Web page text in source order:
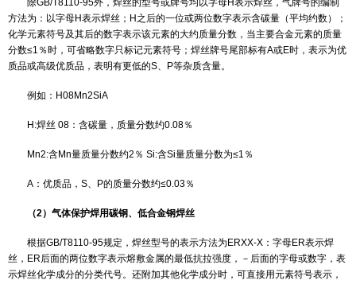
耐热钢焊丝、低温钢用焊丝）、不锈钢焊丝、硬质合金堆焊焊丝、铜
丝、铝及铝合金焊丝、铸铁焊丝等；按焊接方法分为埋弧焊焊丝、电
CO2气体保护焊焊丝、氩弧焊焊丝、（TIG焊用焊丝、MIG焊用焊丝、
焊丝）、自保护焊焊丝、堆焊焊丝、气焊焊丝。